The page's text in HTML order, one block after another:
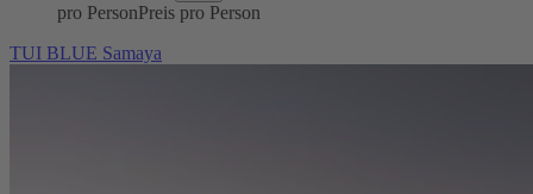
pro PersonPreis pro Person
TUI BLUE Samaya